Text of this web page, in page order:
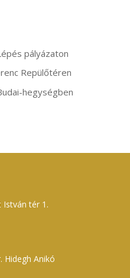
pályázaton
Repülőtéren
hegységben
István tér 1.
Hidegh Anikó